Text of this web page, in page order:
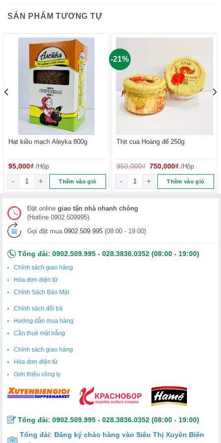
SẢN PHẨM TƯƠNG TỰ
Hạt kiều mạch Aleyka 800g
95,000₫ /Hộp
Hạt kiều mạch Aleyka 800g số lượng
Thêm vào giỏ
-21%
Thịt cua Hoàng đế 250g
950,000₫ Giá
là:
950,000₫.
750,000₫Giá
hiện
là:
750,000₫.
/Hộp
Thịt cua Hoàng đế 250g số
Thêm vào giỏ
số lượng
Đặt online giao tận nhà nhanh chóng
(Hotline 0902.509995)
Gọi đặt mua 0902.509.995 (08:00 - 19:00)
Tổng đài: 0902.509.995 - 028.3836.0352 (08:00 - 19:00)
Chính sách giao hàng
Hóa đơn điện tử
Chính Sách Bảo Mật
Chính sách đổi trả
Hướng dẫn mua hàng
Cần thuê mặt bằng
Chính sách giao hàng
Hóa đơn điện tử
Giới thiệu công ty
Tổng đài: 0902.509.995 - 028.3836.0352 (08:00 - 19:00)
Tổng đài: Đăng ký chào hàng vào Siêu Thị Xuyên Biên